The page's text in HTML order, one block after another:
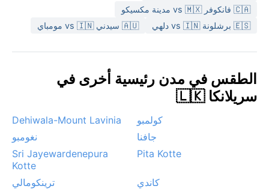
🇨🇦 فانكوفر vs 🇲🇽 مدينة مكسيكو
🇪🇸 برشلونة vs 🇮🇳 دلهي
🇦🇺 سيدني vs 🇮🇳 مومباي
الطقس في مدن رئيسية أخرى في
سريلانكا 🇱🇰
كولمبو
Dehiwala-Mount Lavinia
جافنا
نغومبو
Pita Kotte
Sri Jayewardenepura
Kotte
كاندي
ترينكومالي